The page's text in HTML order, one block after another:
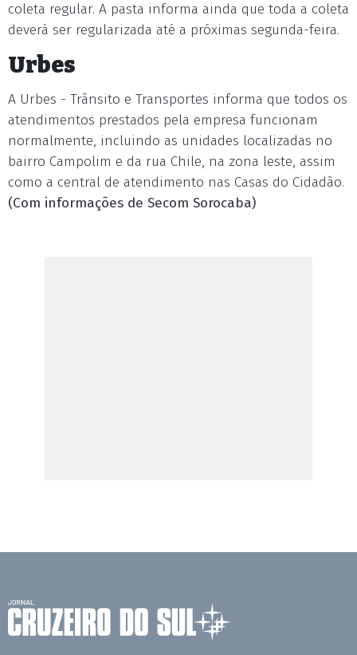
coleta regular. A pasta informa ainda que toda a coleta
deverá ser regularizada até a próximas segunda-feira.
Urbes
A Urbes - Trânsito e Transportes informa que todos os
atendimentos prestados pela empresa funcionam
normalmente, incluindo as unidades localizadas no
bairro Campolim e da rua Chile, na zona leste, assim
como a central de atendimento nas Casas do Cidadão.
(Com informações de Secom Sorocaba)